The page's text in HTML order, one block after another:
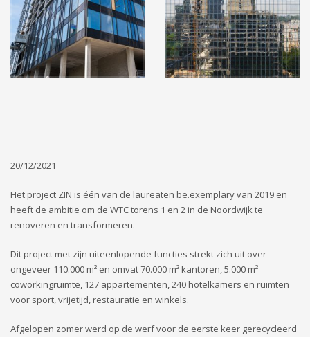
20/12/2021
Het project ZIN is één van de laureaten be.exemplary van 2019 en
heeft de ambitie om de WTC torens 1 en 2 in de Noordwijk te
renoveren en transformeren.
Dit project met zijn uiteenlopende functies strekt zich uit over
ongeveer 110.000 m² en omvat 70.000 m² kantoren, 5.000 m²
coworkingruimte, 127 appartementen, 240 hotelkamers en ruimten
voor sport, vrijetijd, restauratie en winkels.
Afgelopen zomer werd op de werf voor de eerste keer gerecycleerd